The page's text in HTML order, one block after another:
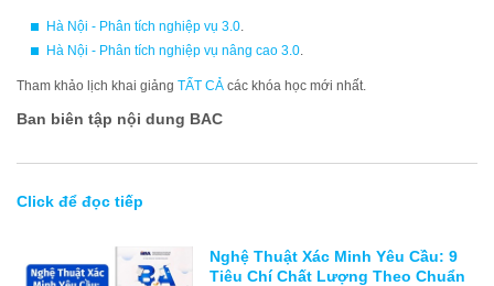
Hà Nội - Phân tích nghiệp vụ 3.0.
Hà Nội - Phân tích nghiệp vụ nâng cao 3.0.
Tham khảo lịch khai giảng TẤT CẢ các khóa học mới nhất.
Ban biên tập nội dung BAC
Click để đọc tiếp
Nghệ Thuật Xác Minh Yêu Cầu: 9
Tiêu Chí Chất Lượng Theo Chuẩn